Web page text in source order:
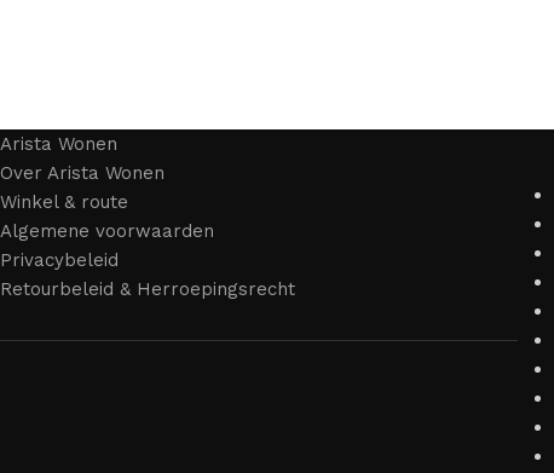
Arista Wonen
Over Arista Wonen
Winkel & route
Algemene voorwaarden
Privacybeleid
Retourbeleid & Herroepingsrecht